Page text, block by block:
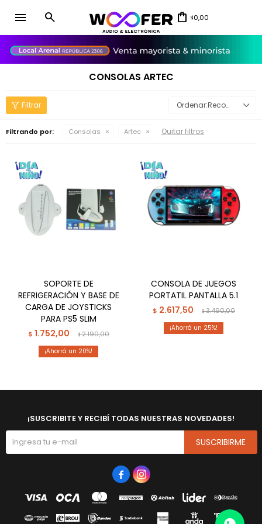
menu $0,00
CONSOLAS ARTEC
Recomendados
Filtrando por: Consolas Artec Quitar filtros
SOPORTE DE
REFRIGERACIÓN Y BASE DE
CARGA DE JOYSTICKS
PARA PS5 SLIM
$ 1.752,00 $2.190,00
20
CONSOLA DE JUEGOS
PORTATIL PANTALLA 5.1
$ 2.617,50 $3.490,00
25
¡SUSCRIBITE Y RECIBÍ TODAS NUESTRAS NOVEDADES!
SUSCRIBIRME
 
close